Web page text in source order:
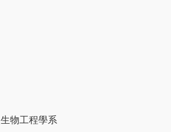
物工程學系